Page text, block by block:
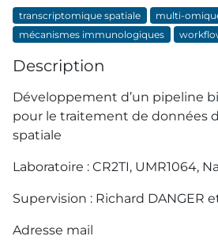
transcriptomique spatiale
multi-
mécanismes immunologiques
Description
Développement d’un pipeline
pour le traitement de données
spatiale
Laboratoire : CR2TI, UMR1064,
Supervision : Richard DANGER
Adresse mail